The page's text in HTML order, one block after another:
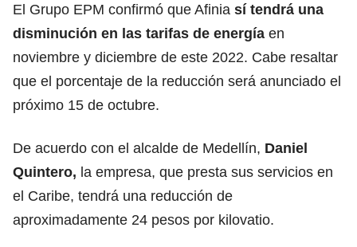
El Grupo EPM confirmó que Afinia sí tendrá una
disminución en las tarifas de energía en
noviembre y diciembre de este 2022. Cabe resaltar
que el porcentaje de la reducción será anunciado el
próximo 15 de octubre.
De acuerdo con el alcalde de Medellín, Daniel
Quintero, la empresa, que presta sus servicios en
el Caribe, tendrá una reducción de
aproximadamente 24 pesos por kilovatio.